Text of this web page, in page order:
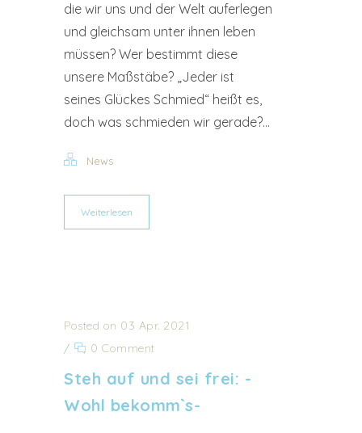
die wir uns und der Welt auferlegen
und gleichsam unter ihnen leben
müssen? Wer bestimmt diese
unsere Maßstäbe? „Jeder ist
seines Glückes Schmied“ heißt es,
doch was schmieden wir gerade?...
News
Weiterlesen
Posted on 03 Apr. 2021
/
0 Comment
Steh auf und sei frei: -
Wohl bekomm`s-